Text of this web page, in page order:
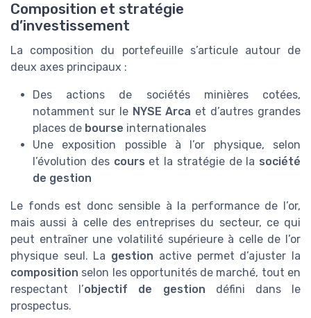
Composition et stratégie
d’investissement
La composition du portefeuille s’articule autour de
deux axes principaux :
Des actions de sociétés minières cotées,
notamment sur le NYSE Arca et d’autres grandes
places de bourse internationales
Une exposition possible à l’or physique, selon
l’évolution des cours et la stratégie de la société
de gestion
Le fonds est donc sensible à la performance de l’or,
mais aussi à celle des entreprises du secteur, ce qui
peut entraîner une volatilité supérieure à celle de l’or
physique seul. La gestion active permet d’ajuster la
composition selon les opportunités de marché, tout en
respectant l’objectif de gestion défini dans le
prospectus.